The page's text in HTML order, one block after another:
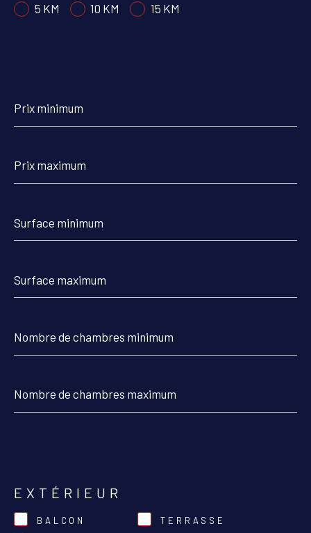
5 KM 10 KM 15 KM
minimum
maximum
minimum
maximum
de
minimum
de
maximum
EXTÉRIEUR
BALCON TERRASSE